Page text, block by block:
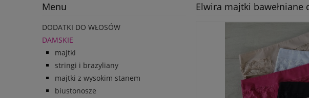
Menu
DODATKI DO WŁOSÓW
DAMSKIE
majtki
stringi i brazyliany
majtki z wysokim stanem
biustonosze
Elwira majtki bawełniane